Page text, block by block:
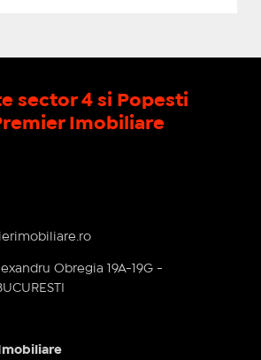
sector 4 si Popesti
Imobiliare
Obregia 19A-19G -